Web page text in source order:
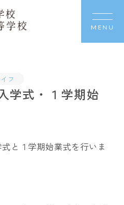
MENU
フ
学式・１学期始
と１学期始業式を行いま